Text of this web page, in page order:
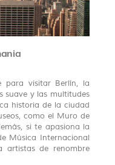
para visitar Berlín, la
suave y las multitudes
historia de la ciudad
como el Muro de
si te apasiona la
Música Internacional
artistas de renombre